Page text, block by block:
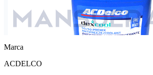
Marca
ACDELCO